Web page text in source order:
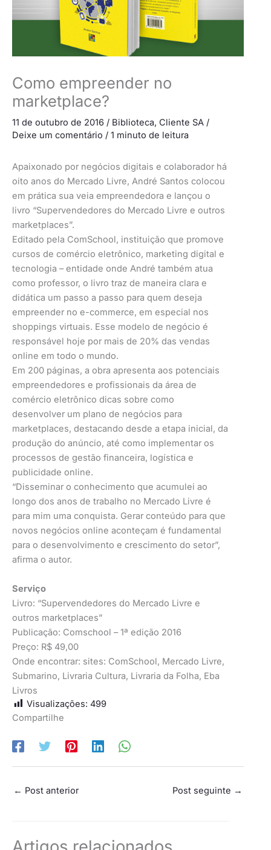
Como empreender no
marketplace?
11 de outubro de 2016 / Biblioteca, Cliente SA /
Deixe um comentário / 1 minuto de leitura
Apaixonado por negócios digitais e colaborador há
oito anos do Mercado Livre, André Santos colocou
em prática sua veia empreendedora e lançou o
livro “Supervendedores do Mercado Livre e outros
marketplaces”.
Editado pela ComSchool, instituição que promove
cursos de comércio eletrônico, marketing digital e
tecnologia – entidade onde André também atua
como professor, o livro traz de maneira clara e
didática um passo a passo para quem deseja
empreender no e-commerce, em especial nos
shoppings virtuais. Esse modelo de negócio é
responsável hoje por mais de 20% das vendas
online em todo o mundo.
Em 200 páginas, a obra apresenta aos potenciais
empreendedores e profissionais da área de
comércio eletrônico dicas sobre como
desenvolver um plano de negócios para
marketplaces, destacando desde a etapa inicial, da
produção do anúncio, até como implementar os
processos de gestão financeira, logística e
publicidade online.
“Disseminar o conhecimento que acumulei ao
longo dos anos de trabalho no Mercado Livre é
para mim uma conquista. Gerar conteúdo para que
novos negócios online aconteçam é fundamental
para o desenvolvimento e crescimento do setor”,
afirma o autor.
Serviço
Livro: “Supervendedores do Mercado Livre e
outros marketplaces”
Publicação: Comschool – 1ª edição 2016
Preço: R$ 49,00
Onde encontrar: sites: ComSchool, Mercado Livre,
Submarino, Livraria Cultura, Livraria da Folha, Eba
Livros
Visualizações: 499
Compartilhe
← Post anterior Post seguinte →